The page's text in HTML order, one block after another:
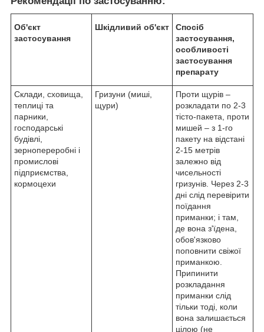
Об'єкт
застосування
Шкідливий об'єкт
Спосіб
застосування,
особливості
застосування
препарату
Склади, сховища,
теплиці та
парники,
господарські
будівлі,
зернопереробні і
промислові
підприємства,
кормоцехи
Гризуни (миші,
щури)
Проти щурів –
розкладати по 2-3
тісто-пакета, проти
мишей – з 1-го
пакету на відстані
2-15 метрів
залежно від
чисельності
гризунів. Через 2-3
дні слід перевірити
поїдання
приманки; і там,
де вона з'їдена,
обов'язково
поповнити свіжої
приманкою.
Припинити
розкладання
приманки слід
тільки тоді, коли
вона залишається
цілою (не